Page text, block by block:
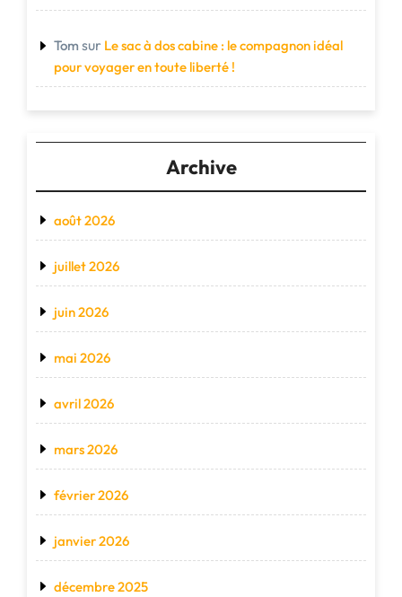
Tom sur Le sac à dos cabine : le compagnon idéal
pour voyager en toute liberté !
Archive
août 2026
juillet 2026
juin 2026
mai 2026
avril 2026
mars 2026
février 2026
janvier 2026
décembre 2025